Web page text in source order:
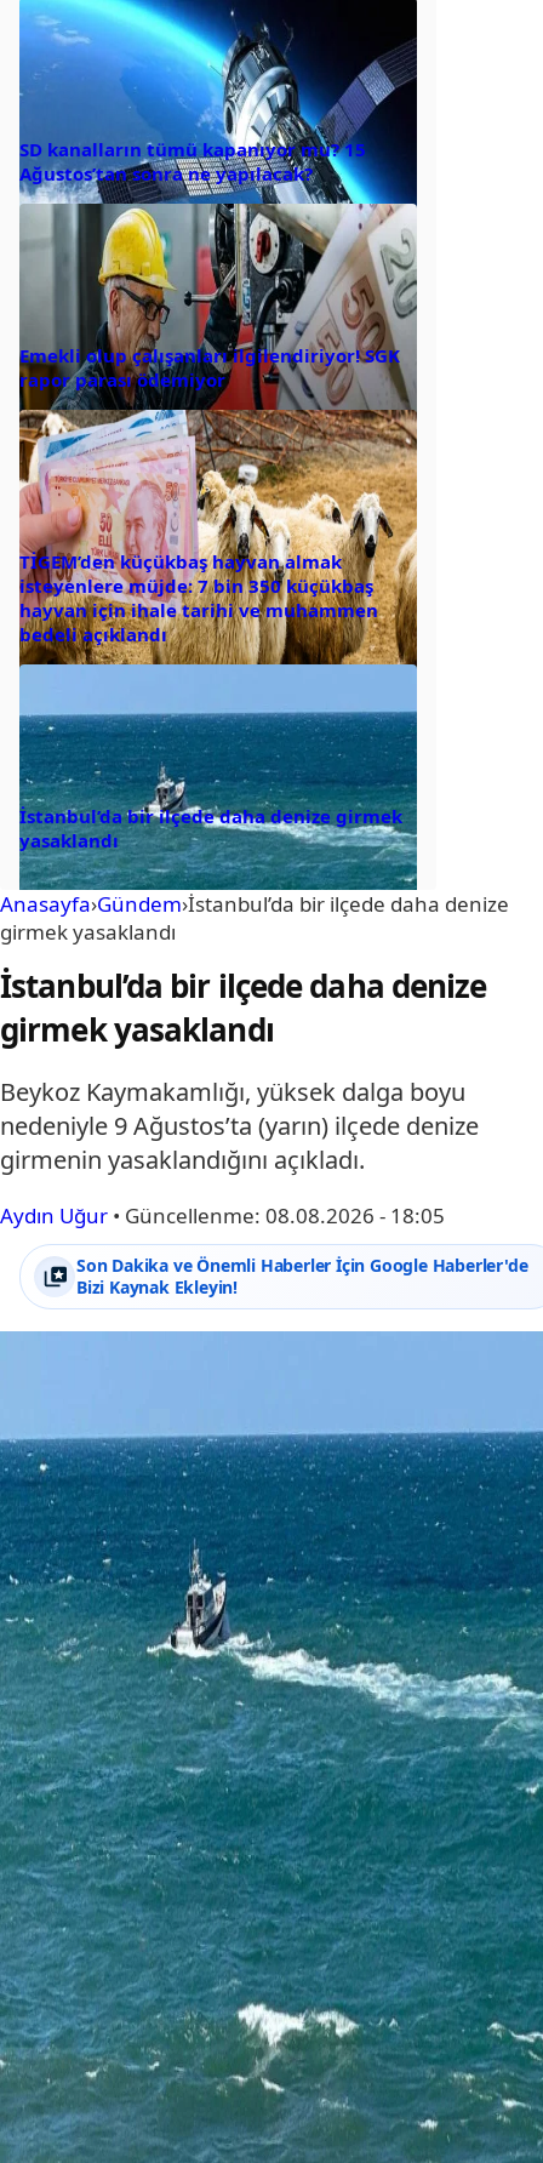
SD kanalların tümü kapanıyor mu? 15
Ağustos’tan sonra ne yapılacak?
Emekli olup çalışanları ilgilendiriyor! SGK
rapor parası ödemiyor
TİGEM’den küçükbaş hayvan almak
isteyenlere müjde: 7 bin 350 küçükbaş
hayvan için ihale tarihi ve muhammen
bedeli açıklandı
İstanbul’da bir ilçede daha denize girmek
yasaklandı
Anasayfa›Gündem›İstanbul’da bir ilçede daha denize
girmek yasaklandı
İstanbul’da bir ilçede daha denize
girmek yasaklandı
Beykoz Kaymakamlığı, yüksek dalga boyu
nedeniyle 9 Ağustos’ta (yarın) ilçede denize
girmenin yasaklandığını açıkladı.
Aydın Uğur • Güncellenme: 08.08.2026 - 18:05
Son Dakika ve Önemli Haberler İçin Google Haberler'de
Bizi Kaynak Ekleyin!